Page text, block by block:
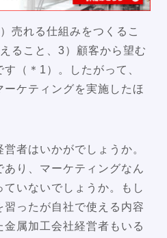
売れる仕組みをつくるこ
ること、3）顧客から望む
（＊1）。したがって、
ケティングを実施したほ
者はいかがでしょうか。
あり、マーケティングなん
いないでしょうか。もし
習ったが自社で使える内容
属加工会社経営者もいる